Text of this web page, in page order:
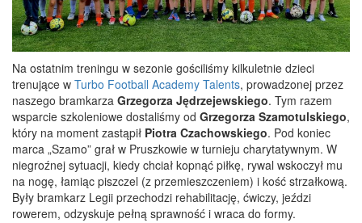
Na ostatnim treningu w sezonie gościliśmy kilkuletnie dzieci
trenujące w Turbo Football Academy Talents, prowadzonej przez
naszego bramkarza Grzegorza Jędrzejewskiego. Tym razem
wsparcie szkoleniowe dostaliśmy od Grzegorza Szamotulskiego,
który na moment zastąpił Piotra Czachowskiego. Pod koniec
marca „Szamo” grał w Pruszkowie w turnieju charytatywnym. W
niegroźnej sytuacji, kiedy chciał kopnąć piłkę, rywal wskoczył mu
na nogę, łamiąc piszczel (z przemieszczeniem) i kość strzałkową.
Były bramkarz Legii przechodzi rehabilitację, ćwiczy, jeździ
rowerem, odzyskuje pełną sprawność i wraca do formy.